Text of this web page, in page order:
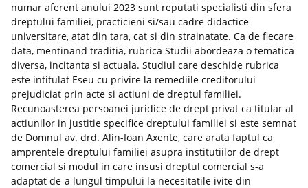
numar aferent anului 2023 sunt reputati specialisti din sfera
dreptului familiei, practicieni si/sau cadre didactice
universitare, atat din tara, cat si din strainatate. Ca de fiecare
data, mentinand traditia, rubrica Studii abordeaza o tematica
diversa, incitanta si actuala. Studiul care deschide rubrica
este intitulat Eseu cu privire la remediile creditorului
prejudiciat prin acte si actiuni de dreptul familiei.
Recunoasterea persoanei juridice de drept privat ca titular al
actiunilor in justitie specifice dreptului familiei si este semnat
de Domnul av. drd. Alin-Ioan Axente, care arata faptul ca
amprentele dreptului familiei asupra institutiilor de drept
comercial si modul in care insusi dreptul comercial s-a
adaptat de-a lungul timpului la necesitatile ivite din